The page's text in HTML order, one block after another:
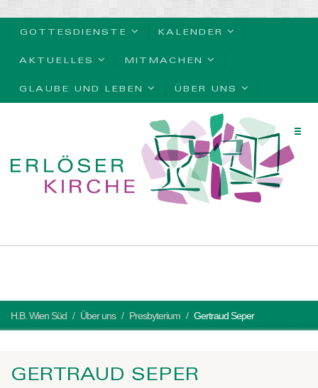
GOTTESDIENSTE KALENDER
AKTUELLES MITMACHEN
GLAUBE UND LEBEN ÜBER UNS
H.B. Wien Süd Über uns Presbyterium Gertraud Seper
GERTRAUD SEPER